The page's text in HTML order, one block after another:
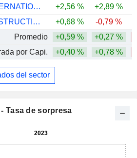
COLLIERS INTERNATIONAL GROUP INC.
+2,56 % +2,89 %
MAKKAH CONSTRUCTION AND DEVELOPMENT COMPANY
+0,68 % -0,79 %
Promedio
+0,59 % +0,27 %
por Capi.
+0,40 % +0,78 %
del sector
Tasa de sorpresa